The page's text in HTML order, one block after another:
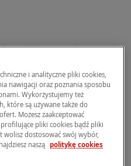
Netwspieramy
w koloniach
i aktywności na świeżym
rodzin w trudnej
i analityczne pliki cookies,
nawigacji oraz poznania sposobu
Wykorzystujemy też
które są używane także do
Możesz zaakceptować
pliki cookies bądź pliki
wolisz dostosować swój wybór,
naszą politykę cookies